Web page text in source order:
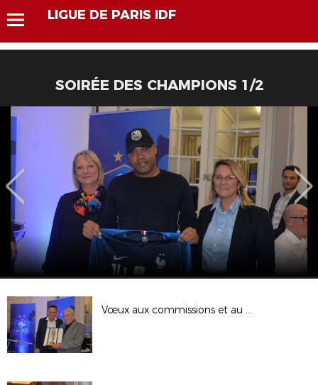
LIGUE DE PARIS IDF
SOIRÉE DES CHAMPIONS 1/2
Vœux aux commissions et au CCJ 2/2